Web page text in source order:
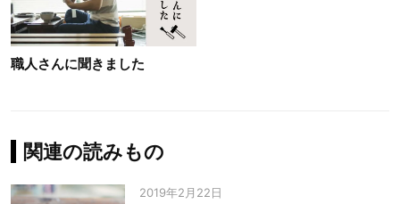
職人さんに聞きました
関連の読みもの
2019年2月22日